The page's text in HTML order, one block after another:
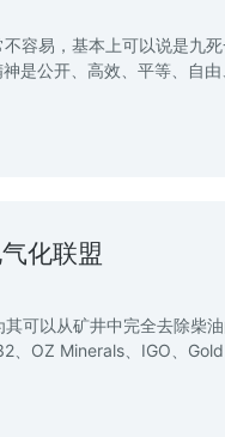
容易，基本上可以说是九
是公开、高效、平等、自
化联盟
可以从矿井中完全去除柴
、OZ Minerals、IGO、